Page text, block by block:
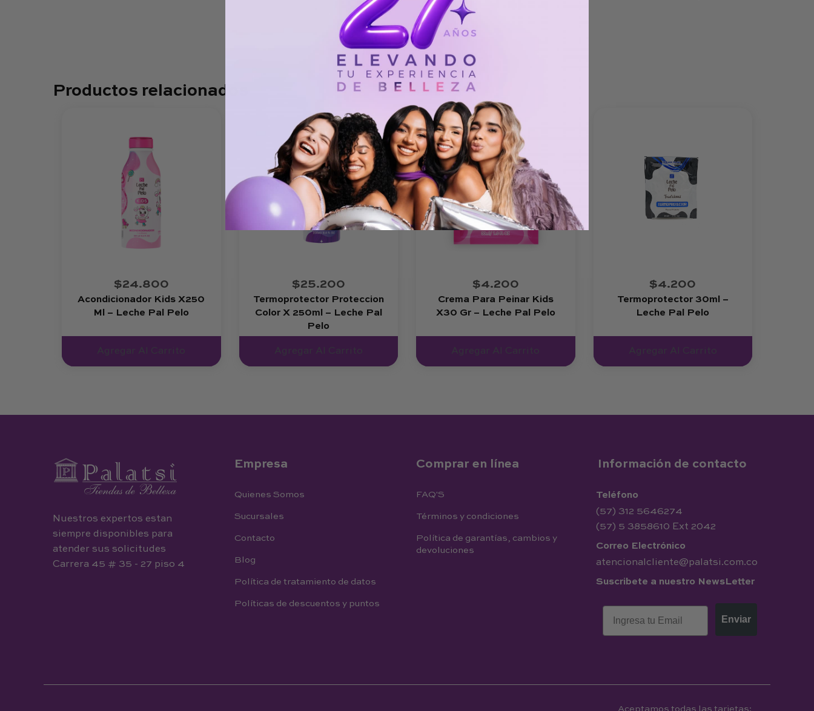
Productos relacionados
$24.800
Acondicionador Kids X250
Ml – Leche Pal Pelo
Agregar Al Carrito
$25.200
Termoprotector Proteccion
Color X 250ml – Leche Pal
Pelo
Agregar Al Carrito
$4.200
Crema Para Peinar Kids
X30 Gr – Leche Pal Pelo
Agregar Al Carrito
$4.200
Termoprotector 30ml –
Leche Pal Pelo
Agregar Al Carrito
Nuestros expertos estan
siempre disponibles para
atender sus solicitudes
Carrera 45 # 35 - 27 piso 4
Empresa
Quienes Somos
Sucursales
Contacto
Blog
Política de tratamiento de datos
Políticas de descuentos y puntos
Comprar en línea
FAQ'S
Términos y condiciones
Política de garantías, cambios y
devoluciones
Información de contacto
Teléfono
(57) 312 5646274
(57) 5 3858610 Ext 2042
Correo Electrónico
atencionalcliente@palatsi.com.co
Suscribete a nuestro NewsLetter
Enviar
Aceptamos todas las tarjetas: